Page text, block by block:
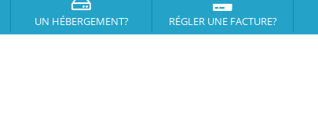
UN HÉBERGEMENT? RÉGLER UNE FACTURE?